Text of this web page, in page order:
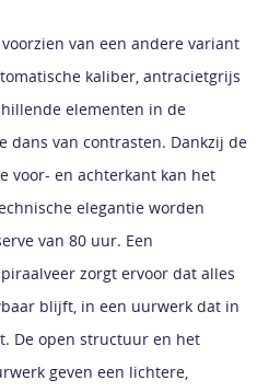
van een andere variant
kaliber, antracietgrijs
elementen in de
dans van contrasten. Dankzij de
voor- en achterkant kan het
elegantie worden
van 80 uur. Een
zorgt ervoor dat alles
blijft, in een uurwerk dat in
De open structuur en het
geven een lichtere,